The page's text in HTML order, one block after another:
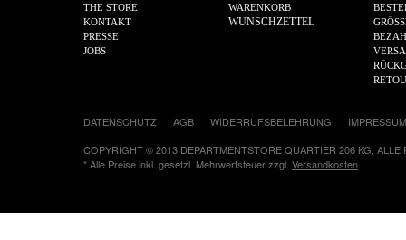
THE STORE
KONTAKT
PRESSE
JOBS
WARENKORB
WUNSCHZETTEL
DATENSCHUTZ AGB WIDERRUFSBELEHRUNG
IMPRESSUM
COPYRIGHT © 2013 DEPARTMENTSTORE QUARTIER 206 KG, ALLE
* Alle Preise inkl. gesetzl. Mehrwertsteuer zzgl. Versandkosten